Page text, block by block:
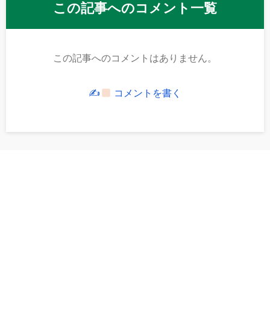
この記事へのコメント一覧
この記事へのコメントはありません。
✍ コメントを書く